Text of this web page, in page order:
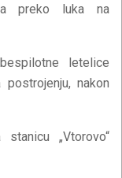
preko luka na
letelice
nakon
„Vtorovo“